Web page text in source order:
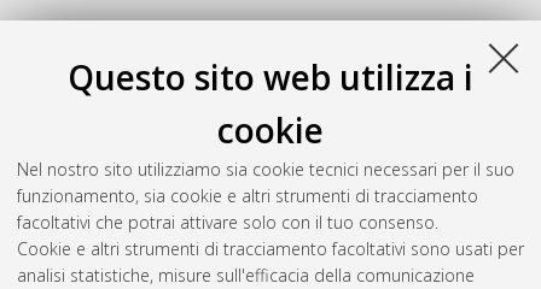
Questo sito web utilizza i
cookie
Nel nostro sito utilizziamo sia cookie tecnici necessari per il suo
funzionamento, sia cookie e altri strumenti di tracciamento
facoltativi che potrai attivare solo con il tuo consenso.
Cookie e altri strumenti di tracciamento facoltativi sono usati per
analisi statistiche, misure sull'efficacia della comunicazione
(2025)Green computing for particle
, [Dissertation thesis], Alma Mater Studiorum Università
di Bologna. Dottorato di ricerca inFisica, 37 Ciclo. DOI
10.48676/unibo/amsdottorato/12272.
Questa lista e' stata generata il Wed Aug 5 20:48:51 2026